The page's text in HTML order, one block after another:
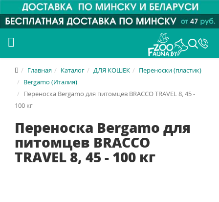
Главная Каталог ДЛЯ КОШЕК
Переноски (пластик)
Bergamo (Италия)
Переноска Bergamo для питомцев BRACCO TRAVEL 8, 45 -
100 кг
Переноска Bergamo для
питомцев BRACCO
TRAVEL 8, 45 - 100 кг